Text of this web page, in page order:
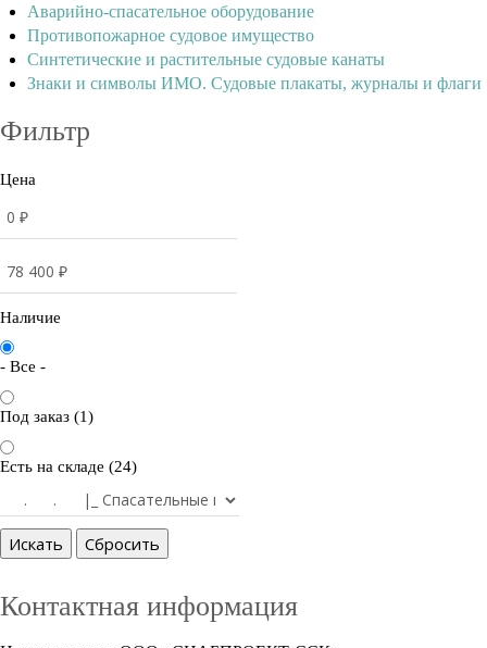
Аварийно-спасательное оборудование
Противопожарное судовое имущество
Синтетические и растительные судовые канаты
Знаки и символы ИМО. Судовые плакаты, журналы и флаги
Фильтр
Цена
Наличие
- Все -
Под заказ (1)
Есть на складе (24)
Контактная информация